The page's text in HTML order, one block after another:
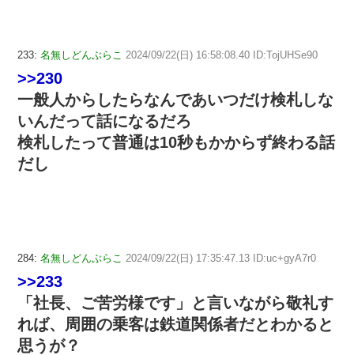
233: 名無しどんぶらこ 2024/09/22(日) 16:58:08.40 ID:TojUHSe90
>>230
一般人からしたらなんであいつだけ検札しな
いんだって話になるだろ
検札したって普通は10秒もかからず終わる話
だし
284: 名無しどんぶらこ 2024/09/22(日) 17:35:47.13 ID:uc+gyA7r0
>>233
「社長、ご苦労様です」と言いながら敬礼す
れば、周囲の乗客は鉄道関係者だとわかると
思うが？